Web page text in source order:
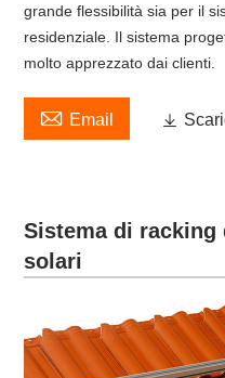
grande flessibilità sia per il
residenziale. Il sistema
molto apprezzato dai clienti.
 Email 
Sistema di
solari